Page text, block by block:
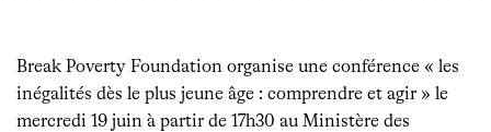
Break Poverty Foundation organise une conférence « les
inégalités dès le plus jeune âge : comprendre et agir » le
mercredi 19 juin à partir de 17h30 au Ministère des